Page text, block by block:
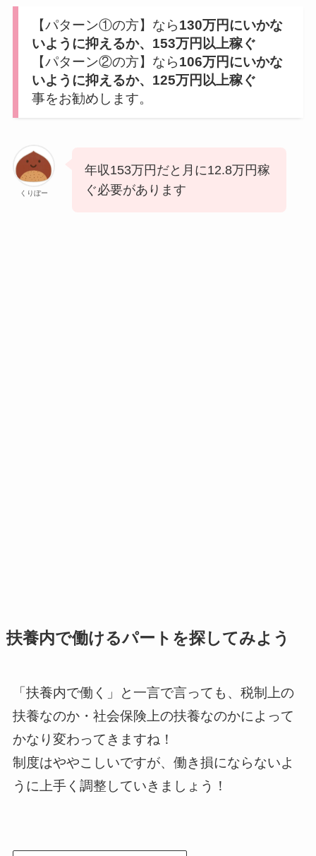
【パターン①の方】なら130万円にいかな
いように抑えるか、153万円以上稼ぐ
【パターン②の方】なら106万円にいかな
いように抑えるか、125万円以上稼ぐ
事をお勧めします。
くりぼー
年収153万円だと月に12.8万円稼
ぐ必要があります
扶養内で働けるパートを探してみよう
「扶養内で働く」と一言で言っても、税制上の
扶養なのか・社会保険上の扶養なのかによって
かなり変わってきますね！
制度はややこしいですが、働き損にならないよ
うに上手く調整していきましょう！